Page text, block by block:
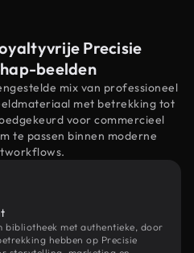
Precisie
beelden
mix van professioneel
met betrekking tot
voor commercieel
te passen binnen moderne
bibliotheek met authentieke, door
hebben op Precisie